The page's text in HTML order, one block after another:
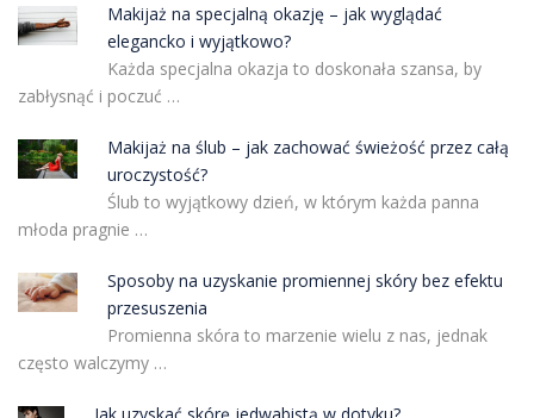
Makijaż na specjalną okazję – jak wyglądać
elegancko i wyjątkowo?
Każda specjalna okazja to doskonała szansa, by
zabłysnąć i poczuć …
Makijaż na ślub – jak zachować świeżość przez całą
uroczystość?
Ślub to wyjątkowy dzień, w którym każda panna
młoda pragnie …
Sposoby na uzyskanie promiennej skóry bez efektu
przesuszenia
Promienna skóra to marzenie wielu z nas, jednak
często walczymy …
Jak uzyskać skórę jedwabistą w dotyku?